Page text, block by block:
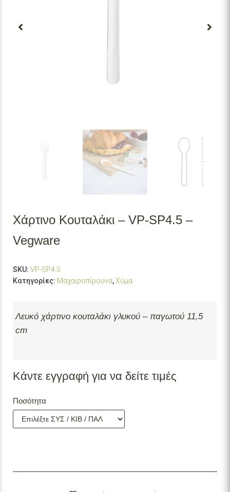
Χάρτινο Κουταλάκι – VP-SP4.5 –
Vegware
SKU: VP-SP4.5
Κατηγορίες: Μαχαιροπίρουνα,Χύμα
Λευκό χάρτινο κουταλάκι γλυκού – παγωτού 11,5
cm
Κάντε εγγραφή για να δείτε τιμές
Ποσότητα